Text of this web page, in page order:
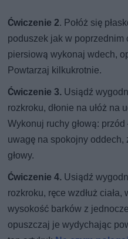
Ćwiczenie 2. Połóż się
poduszek jak w
piersiową wykonaj wdech,
Powtarzaj kilkukrotnie.
Ćwiczenie 3. Usiądź
rozkroku, dłonie na ułóż na
Wykonuj ruchy głową:
uwagę na spokojny
głowy.
Ćwiczenie 4. Usiądź
rozkroku, ręce wzdłuż
wysokość barków z
opuszczaj je wydychając